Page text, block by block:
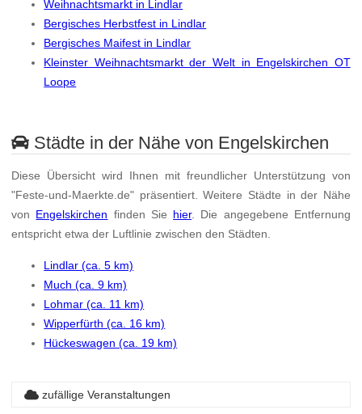
Weihnachtsmarkt in Lindlar
Bergisches Herbstfest in Lindlar
Bergisches Maifest in Lindlar
Kleinster Weihnachtsmarkt der Welt in Engelskirchen OT
Loope
Städte in der Nähe von Engelskirchen
Diese Übersicht wird Ihnen mit freundlicher Unterstützung von
"Feste-und-Maerkte.de" präsentiert. Weitere Städte in der Nähe
von Engelskirchen finden Sie hier. Die angegebene Entfernung
entspricht etwa der Luftlinie zwischen den Städten.
Lindlar (ca. 5 km)
Much (ca. 9 km)
Lohmar (ca. 11 km)
Wipperfürth (ca. 16 km)
Hückeswagen (ca. 19 km)
zufällige Veranstaltungen